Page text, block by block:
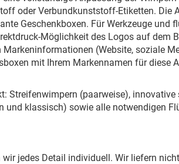
oder Verbundkunststoff-Etiketten. Die
Geschenkboxen. Für Werkzeuge und
Möglichkeit des Logos auf dem
(Website, soziale
mit Ihrem Markennamen für diese
Streifenwimpern (paarweise), innovative
und klassisch) sowie alle notwendigen
jedes Detail individuell. Wir liefern